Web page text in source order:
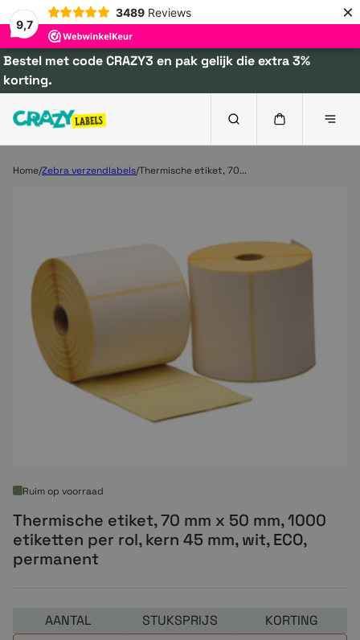
9,7
3489 Reviews ×
Bestel met code CRAZY3 en pak gelijk die extra 3%
korting.
Home Zebra verzendlabels Thermische etiket, 70...
Ruim op voorraad
Thermische etiket, 70 mm x 50 mm, 1000
etiketten per rol, kern 45 mm, wit, ECO,
permanent
AANTAL STUKSPRIJS
KORTING